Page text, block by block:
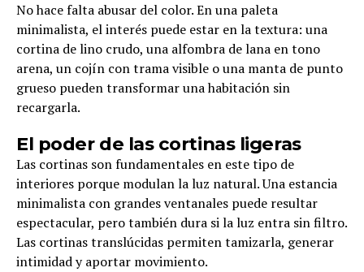
No hace falta abusar del color. En una paleta
minimalista, el interés puede estar en la textura: una
cortina de lino crudo, una alfombra de lana en tono
arena, un cojín con trama visible o una manta de punto
grueso pueden transformar una habitación sin
recargarla.
El poder de las cortinas ligeras
Las cortinas son fundamentales en este tipo de
interiores porque modulan la luz natural. Una estancia
minimalista con grandes ventanales puede resultar
espectacular, pero también dura si la luz entra sin filtro.
Las cortinas translúcidas permiten tamizarla, generar
intimidad y aportar movimiento.